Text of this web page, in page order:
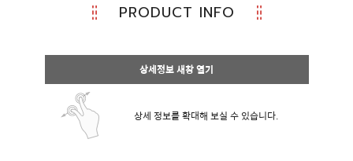
PRODUCT INFO
상세정보 새창 열기
상세 정보를 확대해 보실 수 있습니다.